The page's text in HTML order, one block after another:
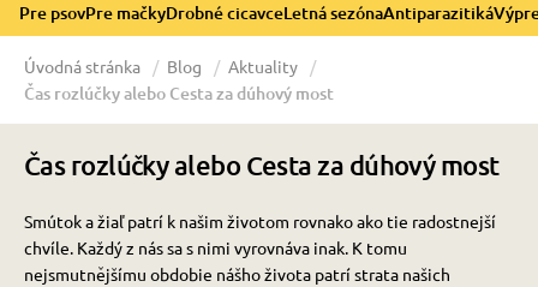
Pre psovPre mačkyDrobné cicavceLetná sezónaAntiparazitiká
psov
psov
mačky
mačky
ochladenie
Úvodná stránka Blog Aktuality
Čas rozlúčky alebo Cesta za dúhový most
Čas rozlúčky alebo Cesta za dúhový most
Smútok a žiaľ patrí k našim životom rovnako ako tie radostnejší
chvíle. Každý z nás sa s nimi vyrovnáva inak. K tomu
nejsmutnějšímu obdobie nášho života patrí strata našich